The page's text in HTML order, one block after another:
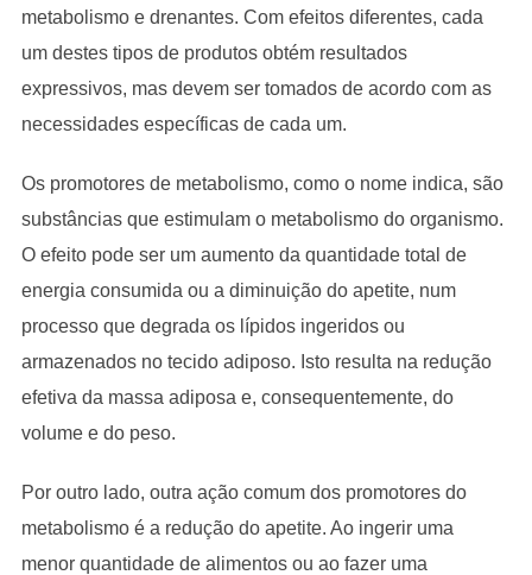
metabolismo e drenantes. Com efeitos diferentes, cada
um destes tipos de produtos obtém resultados
expressivos, mas devem ser tomados de acordo com as
necessidades específicas de cada um.
Os promotores de metabolismo, como o nome indica, são
substâncias que estimulam o metabolismo do organismo.
O efeito pode ser um aumento da quantidade total de
energia consumida ou a diminuição do apetite, num
processo que degrada os lípidos ingeridos ou
armazenados no tecido adiposo. Isto resulta na redução
efetiva da massa adiposa e, consequentemente, do
volume e do peso.
Por outro lado, outra ação comum dos promotores do
metabolismo é a redução do apetite. Ao ingerir uma
menor quantidade de alimentos ou ao fazer uma